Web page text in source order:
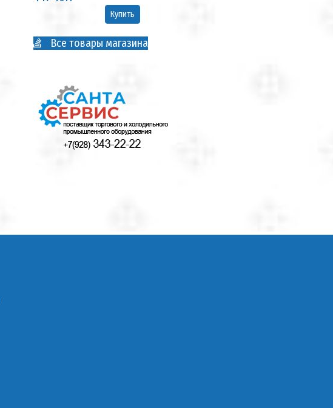
Купить
Все товары магазина